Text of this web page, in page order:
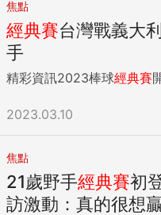
焦點
經典賽台灣戰義大
手
精彩資訊2023棒球經典賽
2023.03.10
焦點
21歲野手經典賽初
訪激動：真的很想贏